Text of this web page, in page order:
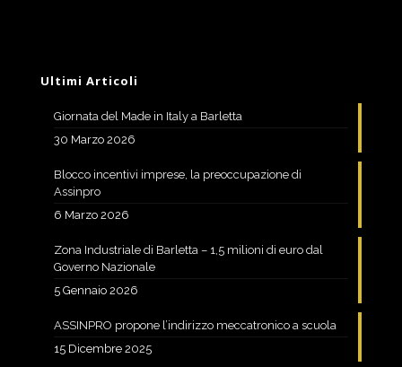
Ultimi Articoli
Giornata del Made in Italy a Barletta
30 Marzo 2026
Blocco incentivi imprese, la preoccupazione di
Assinpro
6 Marzo 2026
Zona Industriale di Barletta – 1,5 milioni di euro dal
Governo Nazionale
5 Gennaio 2026
ASSINPRO propone l’indirizzo meccatronico a scuola
15 Dicembre 2025